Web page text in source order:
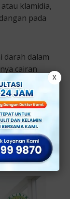
klamidia,
pada
darah dalam
cairan
Kemih
saluran
saat
X